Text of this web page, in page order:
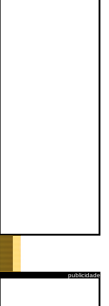
publicidade